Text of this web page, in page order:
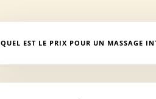
QUEL EST LE PRIX POUR UN MASSAGE